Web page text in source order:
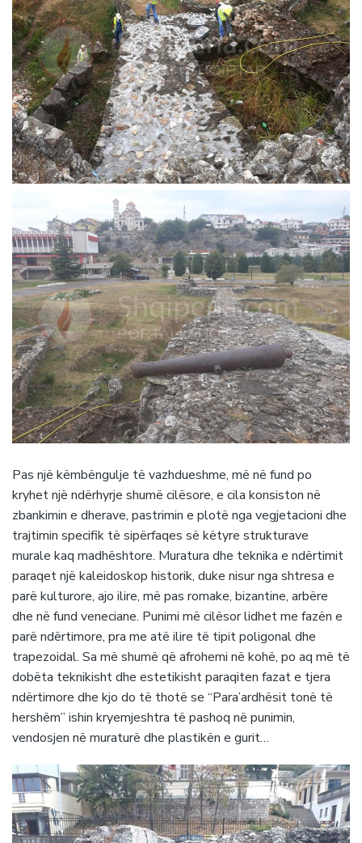
Pas një këmbëngulje të vazhdueshme, më në fund po
kryhet një ndërhyrje shumë cilësore, e cila konsiston në
zbankimin e dherave, pastrimin e plotë nga vegjetacioni dhe
trajtimin specifik të sipërfaqes së këtyre strukturave
murale kaq madhështore. Muratura dhe teknika e ndërtimit
paraqet një kaleidoskop historik, duke nisur nga shtresa e
parë kulturore, ajo ilire, më pas romake, bizantine, arbëre
dhe në fund veneciane. Punimi më cilësor lidhet me fazën e
parë ndërtimore, pra me atë ilire të tipit poligonal dhe
trapezoidal. Sa më shumë që afrohemi në kohë, po aq më të
dobëta teknikisht dhe estetikisht paraqiten fazat e tjera
ndërtimore dhe kjo do të thotë se “Para’ardhësit tonë të
hershëm” ishin kryemjeshtra të pashoq në punimin,
vendosjen në muraturë dhe plastikën e gurit…